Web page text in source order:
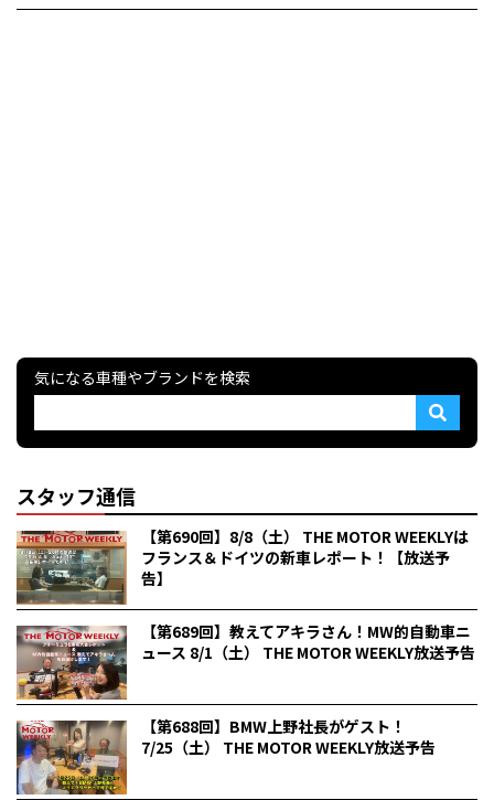
気になる車種やブランドを検索
スタッフ通信
【第690回】8/8（土） THE MOTOR WEEKLYは
フランス＆ドイツの新車レポート！【放送予
告】
【第689回】教えてアキラさん！MW的自動車ニ
ュース 8/1（土） THE MOTOR WEEKLY放送予告
【第688回】BMW上野社長がゲスト！
7/25（土） THE MOTOR WEEKLY放送予告